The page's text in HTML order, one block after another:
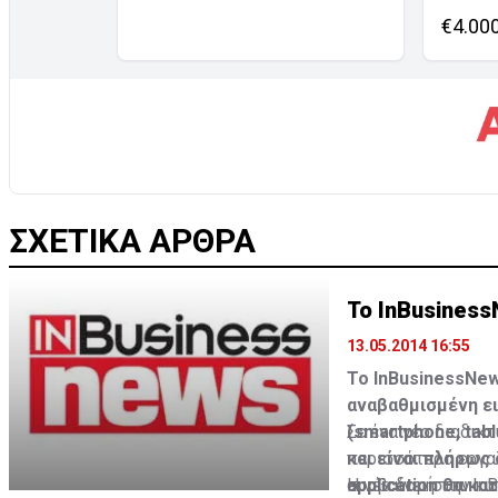
ΣΧΕΤΙΚΑ ΑΡΘΡΑ
Το
13.05.2014 16:55
To
αναβαθμισμένη
(smartphone,
και είναι
application θα
Σε ένα νέο
περισσότερα
συμβαίνει στην
Η νέα δομή του